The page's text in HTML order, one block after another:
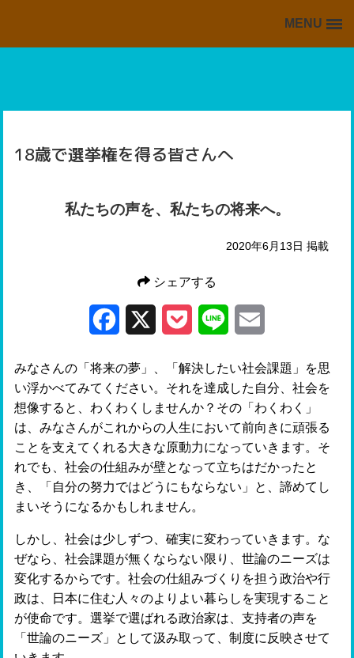
MENU
18歳で選挙権を得る皆さんへ
私たちの声を、私たちの将来へ。
2020年6月13日 掲載
シェアする
Facebook Pocket Line
みなさんの「将来の夢」、「解決したい社会課題」を思
い浮かべてみてください。それを達成した自分、社会を
想像すると、わくわくしませんか？その「わくわく」
は、みなさんがこれからの人生において前向きに頑張る
ことを支えてくれる大きな原動力になっていきます。そ
れでも、社会の仕組みが壁となって立ちはだかったと
き、「自分の努力ではどうにもならない」と、諦めてし
まいそうになるかもしれません。
しかし、社会は少しずつ、確実に変わっていきます。な
ぜなら、社会課題が無くならない限り、世論のニーズは
変化するからです。社会の仕組みづくりを担う政治や行
政は、日本に住む人々のよりよい暮らしを実現すること
が使命です。選挙で選ばれる政治家は、支持者の声を
「世論のニーズ」として汲み取って、制度に反映させて